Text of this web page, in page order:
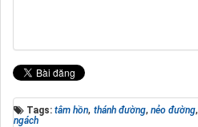
Tags:tâm hồn, thánh đường,nẻo đường,
ngách